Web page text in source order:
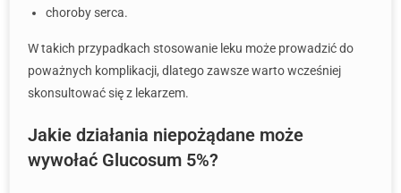
choroby serca.
W takich przypadkach stosowanie leku może prowadzić do
poważnych komplikacji, dlatego zawsze warto wcześniej
skonsultować się z lekarzem.
Jakie działania niepożądane może
wywołać Glucosum 5%?